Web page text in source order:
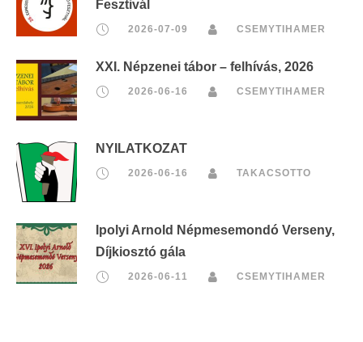
Fesztivál
2026-07-09 CSEMYTIHAMER
XXI. Népzenei tábor – felhívás, 2026
2026-06-16 CSEMYTIHAMER
NYILATKOZAT
2026-06-16 TAKACSOTTO
Ipolyi Arnold Népmesemondó Verseny,
Díjkiosztó gála
2026-06-11 CSEMYTIHAMER